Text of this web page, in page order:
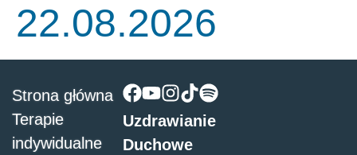
22.08.2026
Uzdrawianie
Duchowe
Strona główna
Terapie
indywidualne